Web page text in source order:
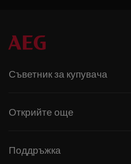
Съветник за купувача
Открийте още
Поддръжка